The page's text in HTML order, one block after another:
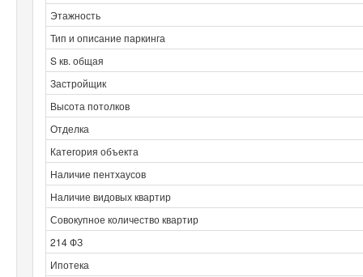
Этажность
Тип и описание паркинга
S кв. общая
Застройщик
Высота потолков
Отделка
Категория объекта
Наличие пентхаусов
Наличие видовых квартир
Совокупное количество квартир
214 ФЗ
Ипотека